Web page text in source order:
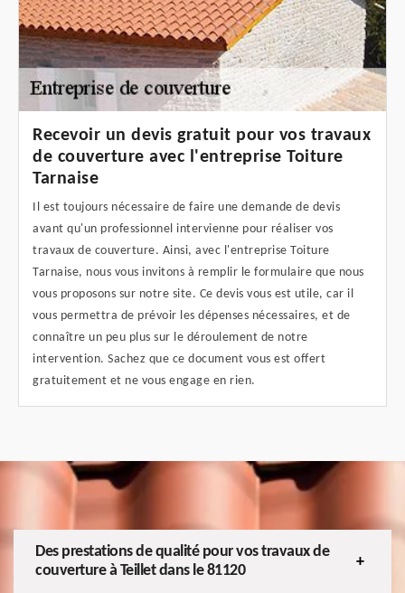
Recevoir un devis gratuit pour vos travaux
de couverture avec l'entreprise Toiture
Tarnaise
Il est toujours nécessaire de faire une demande de devis
avant qu'un professionnel intervienne pour réaliser vos
travaux de couverture. Ainsi, avec l'entreprise Toiture
Tarnaise, nous vous invitons à remplir le formulaire que nous
vous proposons sur notre site. Ce devis vous est utile, car il
vous permettra de prévoir les dépenses nécessaires, et de
connaître un peu plus sur le déroulement de notre
intervention. Sachez que ce document vous est offert
gratuitement et ne vous engage en rien.
Des prestations de qualité pour vos travaux de
couverture à Teillet dans le 81120